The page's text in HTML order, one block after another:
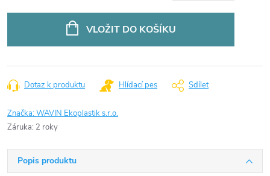
VLOŽIT DO KOŠÍKU
Dotaz k produktu Hlídací pes Sdílet
Značka:WAVIN Ekoplastik s.r.o.
Záruka: 2 roky
Popis produktu